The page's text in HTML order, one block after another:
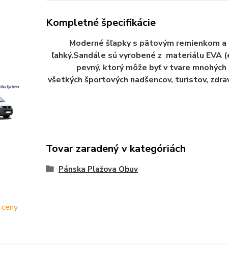
Kompletné špecifikácie
Moderné šľapky s pätovým remienkom
ľahký.Sandále sú vyrobené z materiálu EVA
pevný, ktorý môže byť v tvare
všetkých športových nadšencov, turistov,
Tovar zaradený v kategóriách
Pánska Plažova Obuv